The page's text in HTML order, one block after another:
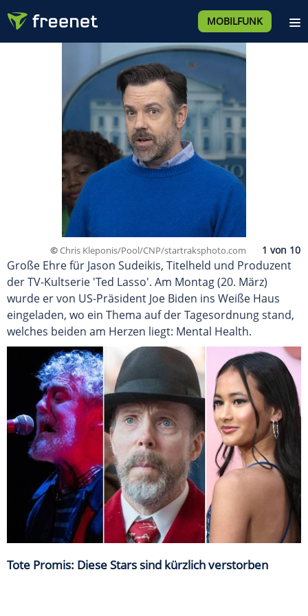
MOBILFUNK
©Chris Kleponis/Pool/CNP/startraksphoto.com
Große Ehre für Jason Sudeikis, Titelheld und Produzent
der TV-Kultserie 'Ted Lasso'. Am Montag (20. März)
wurde er von US-Präsident Joe Biden ins Weiße Haus
eingeladen, wo ein Thema auf der Tagesordnung stand,
welches beiden am Herzen liegt: Mental Health.
Tote Promis: Diese Stars sind kürzlich verstorben